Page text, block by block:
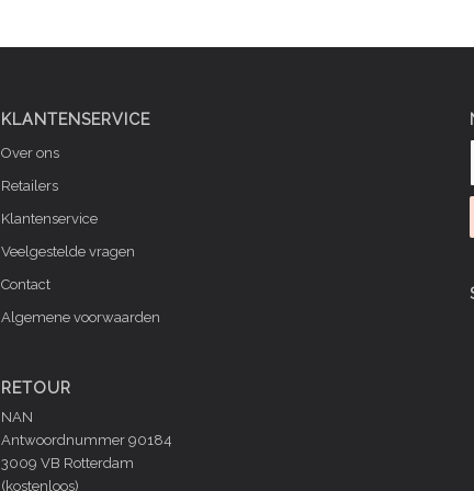
KLANTENSERVICE
Over ons
Retailers
Klantenservice
Veelgestelde vragen
Contact
Algemene voorwaarden
RETOUR
NAN
Antwoordnummer 90184
3009 VB Rotterdam
(kostenloos)